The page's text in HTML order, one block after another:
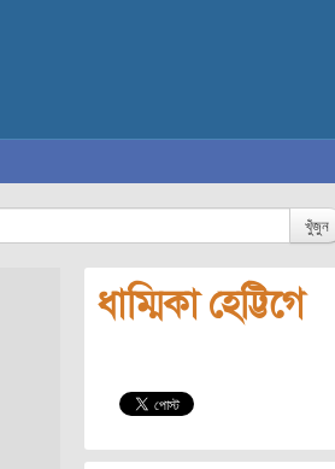
খুঁজুন
ধাম্মিকা হেট্টিগে